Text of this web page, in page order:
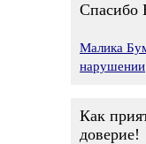
Спасибо
Малика
нарушении
Как
доверие!